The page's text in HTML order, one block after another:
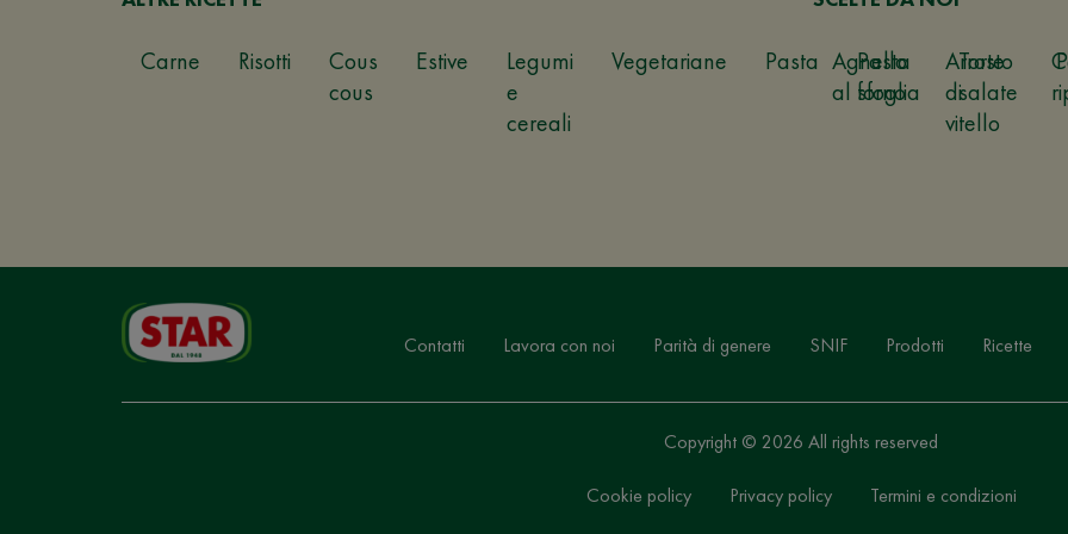
Carne Risotti
Cous
cous
Estive
Legumi
e
cereali
Vegetariane Pasta
Pasta
sfoglia
Torte
salate
Agnello
al forno
Arrosto
di
vitello
Contatti Lavora con noi Parità di genere SNIF Prodotti Ricette
Copyright © 2026 All rights reserved
Cookie policy Privacy policy Termini e condizioni